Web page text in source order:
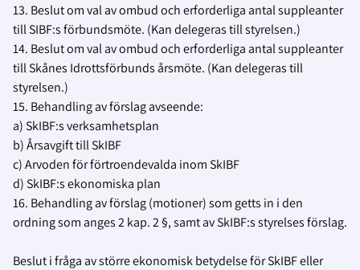
13. Beslut om val av ombud och erforderliga antal suppleanter
till SIBF:s förbundsmöte. (Kan delegeras till styrelsen.)
14. Beslut om val av ombud och erforderliga antal suppleanter
till Skånes Idrottsförbunds årsmöte. (Kan delegeras till
styrelsen.)
15. Behandling av förslag avseende:
a) SkIBF:s verksamhetsplan
b) Årsavgift till SkIBF
c) Arvoden för förtroendevalda inom SkIBF
d) SkIBF:s ekonomiska plan
16. Behandling av förslag (motioner) som getts in i den
ordning som anges 2 kap. 2 §, samt av SkIBF:s styrelses förslag.
Beslut i fråga av större ekonomisk betydelse för SkIBF eller